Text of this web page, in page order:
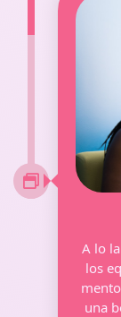
A lo
los
una